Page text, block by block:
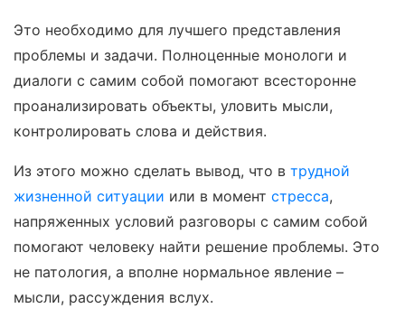
Это необходимо для лучшего представления
проблемы и задачи. Полноценные монологи и
диалоги с самим собой помогают всесторонне
проанализировать объекты, уловить мысли,
контролировать слова и действия.
Из этого можно сделать вывод, что в трудной
жизненной ситуации или в момент стресса,
напряженных условий разговоры с самим собой
помогают человеку найти решение проблемы. Это
не патология, а вполне нормальное явление –
мысли, рассуждения вслух.